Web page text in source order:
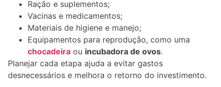
Ração e suplementos;
Vacinas e medicamentos;
Materiais de higiene e manejo;
Equipamentos para reprodução, como uma
chocadeira ou incubadora de ovos.
Planejar cada etapa ajuda a evitar gastos
desnecessários e melhora o retorno do investimento.